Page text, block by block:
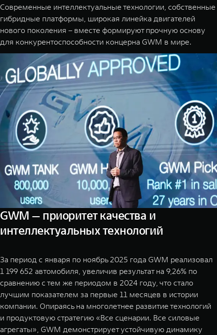
Современные интеллектуальные технологии, собственные
гибридные платформы, широкая линейка двигателей
нового поколения – вместе формируют прочную основу
для конкурентоспособности концерна GWM в мире.
GWM — приоритет качества и
интеллектуальных технологий
За период с января по ноябрь 2025 года GWM реализовал
1 199 652 автомобиля, увеличив результат на 9,26% по
сравнению с тем же периодом в 2024 году, что стало
лучшим показателем за первые 11 месяцев в истории
компании. Опираясь на многолетнее развитие технологий
и продуктовую стратегию «Все сценарии. Все силовые
агрегаты», GWM демонстрирует устойчивую динамику